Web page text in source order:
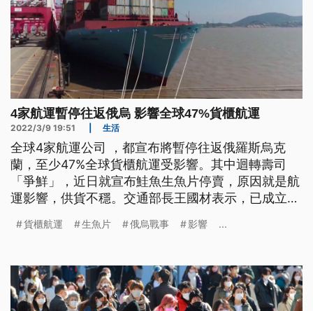
4家航運暫停往返俄烏 影響全球47%貨櫃航運
2022/3/9 19:51 生活
全球4家航運公司 ，都宣布將暫停往返俄羅斯烏克
蘭，至少47%全球貨櫃航運受影響。其中迴轉壽司
「爭鮮」，近日就宣布鮭魚生魚片停賣，原因就是航
運影響，供貨不穩。交通部長王國材表示，已成立跨
穩價格、分配艙位等。
貨櫃航運 生魚片 俄烏戰事 影響 ...